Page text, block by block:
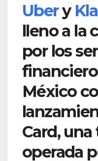
Ubery
lleno a la
por los
México
Card, una
operada